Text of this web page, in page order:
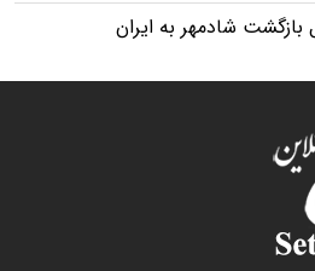
بازگشت شادمهر به ایران